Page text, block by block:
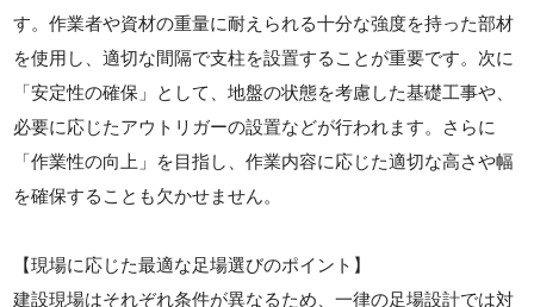
す。作業者や資材の重量に耐えられる十分な強度を持った部材
を使用し、適切な間隔で支柱を設置することが重要です。次に
「安定性の確保」として、地盤の状態を考慮した基礎工事や、
必要に応じたアウトリガーの設置などが行われます。さらに
「作業性の向上」を目指し、作業内容に応じた適切な高さや幅
を確保することも欠かせません。
【現場に応じた最適な足場選びのポイント】
建設現場はそれぞれ条件が異なるため、一律の足場設計では対